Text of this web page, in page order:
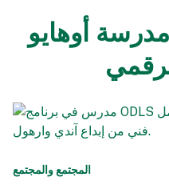
أوهايو
المجتمع والمجتمع